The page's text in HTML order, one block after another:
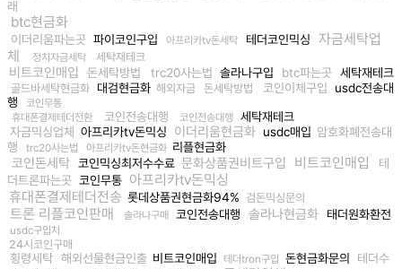
래
btc현금화
이더리움파는곳 파이코인구입 아프리카tv돈세탁 테더코인믹싱
자금세탁업
체
정치자금세탁 세탁재테크
비트코인매입 돈세탁방법 trc20사는법 솔라나구입 btc파는곳 세탁재테크
골드바세탁현금화 대검현금화 해외자금 돈세탁방법 코인이체구입
usdc전송대
행
코인무통
휴대폰결제테더전환
코인전송대행 코인전송대행
세탁재테크
자금믹싱업체
아프리카tv돈믹싱 이더리움현금화 usdc매입 암호화폐전송대
행
trc20사는법 아프리카tv돈현금화 리플현금화
코인돈세탁 코인믹싱최저수수료 문화상품권비트구입 비트코인매입
테
더트론파는곳 코인무통 아프리카tv돈믹싱
휴대폰결제테더전송 롯데상품권현금화94% 검돈믹싱문의
트론 리플코인판매 솔라나구매 코인전송대행 솔라나현금화 태더원화환전
usdc구입처
24시코인구매
횡령세탁 해외선물현금인출 비트코인매입 테더tron구입 돈현금화문의
테더수